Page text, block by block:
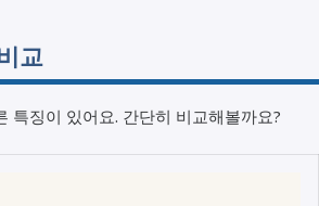
교
특징이 있어요. 간단히 비교해볼까요?